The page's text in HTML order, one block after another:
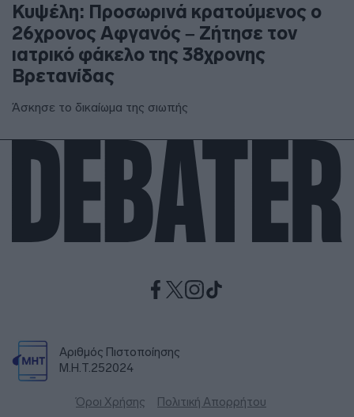
Κυψέλη: Προσωρινά κρατούμενος ο
26χρονος Αφγανός – Ζήτησε τον
ιατρικό φάκελο της 38χρονης
Βρετανίδας
Άσκησε το δικαίωμα της σιωπής
Αριθμός Πιστοποίησης
Μ.Η.Τ.252024
Όροι Χρήσης Πολιτική Απορρήτου